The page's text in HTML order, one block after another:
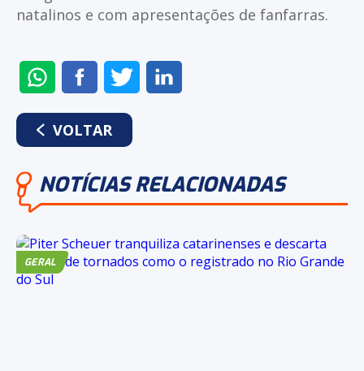
natalinos e com apresentações de fanfarras.
ENVIAR
NO
WHATSAPP
COMPARTILHAR
NO
FACEBOOK
COMPARTILHAR
NO
VOLTAR
NOTÍCIAS RELACIONADAS
GERAL